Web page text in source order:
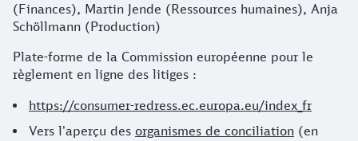
(Finances), Martin Jende (Ressources humaines), Anja
Schöllmann (Production)
Plate-forme de la Commission européenne pour le
règlement en ligne des litiges :
https://consumer-redress.ec.europa.eu/index_fr
Vers l'aperçu des organismes de conciliation (en